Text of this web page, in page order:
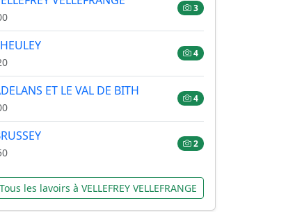
3
4
ET LE VAL DE BITH
4
2
Tous les lavoirs à VELLEFREY VELLEFRANGE